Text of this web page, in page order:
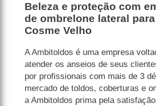
Beleza e proteção com
de ombrelone lateral
Cosme Velho
A Ambitoldos é uma empresa
atender os anseios de seus
por profissionais com mais de 3
mercado de toldos, coberturas e
a Ambitoldos prima pela